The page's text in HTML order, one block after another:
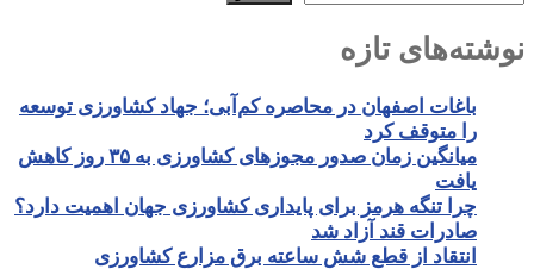
نوشته‌های تازه
باغات اصفهان در محاصره کم‌آبی؛ جهاد کشاورزی توسعه
را متوقف کرد
میانگین زمان صدور مجوزهای کشاورزی به ۳۵ روز کاهش
یافت
چرا تنگه هرمز برای پایداری کشاورزی جهان اهمیت دارد؟
صادرات قند آزاد شد
انتقاد از قطع شش ساعته برق مزارع کشاورزی